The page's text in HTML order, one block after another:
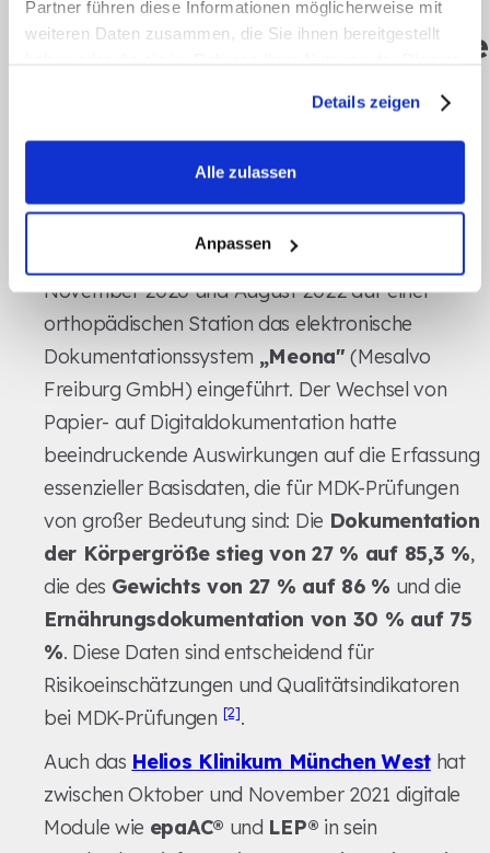
Partner führen diese Informationen möglicherweise mit
weiteren Daten zusammen, die Sie ihnen bereitgestellt
Details zeigen
Alle zulassen
Anpassen
Wie Echtzeit-Updates die
MDK-Ergebnisse
Beispiele für Echtzeit-Tools in
der Praxis
Ein Universitätsklinikum in Köln hat zwischen
November 2020 und August 2022 auf einer
orthopädischen Station das elektronische
Dokumentationssystem „Meona" (Mesalvo
Freiburg GmbH) eingeführt. Der Wechsel von
Papier- auf Digitaldokumentation hatte
beeindruckende Auswirkungen auf die Erfassung
essenzieller Basisdaten, die für MDK-Prüfungen
von großer Bedeutung sind: Die Dokumentation
der Körpergröße stieg von 27 % auf 85,3 %,
die des Gewichts von 27 % auf 86 % und die
Ernährungsdokumentation von 30 % auf 75
%. Diese Daten sind entscheidend für
Risikoeinschätzungen und Qualitätsindikatoren
bei MDK-Prüfungen [2].
Auch das Helios Klinikum München Westhat
zwischen Oktober und November 2021 digitale
Module wie epaAC® und LEP® in sein